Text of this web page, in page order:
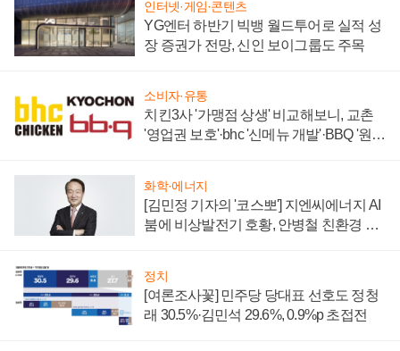
인터넷·게임·콘텐츠
YG엔터 하반기 빅뱅 월드투어로 실적 성
장 증권가 전망, 신인 보이그룹도 주목
소비자·유통
치킨3사 '가맹점 상생' 비교해보니, 교촌
'영업권 보호'·bhc '신메뉴 개발'·BBQ '원가
화학·에너지
[김민정 기자의 '코스뽀'] 지엔씨에너지 AI
붐에 비상발전기 호황, 안병철 친환경 에
정치
[여론조사꽃] 민주당 당대표 선호도 정청
래 30.5%·김민석 29.6%, 0.9%p 초접전